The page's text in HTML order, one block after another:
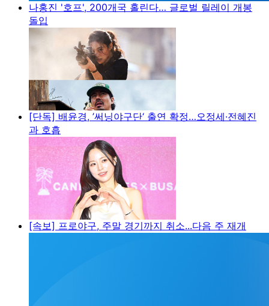
나홍진 '호프', 200개국 홀린다… 글로벌 릴레이 개봉
돌입
[단독] 배윤경, ’써닝야구단‘ 출연 확정…오정세·전혜진
과 호흡
[속보] 프로야구, 주말 경기까지 취소...다음 주 재개